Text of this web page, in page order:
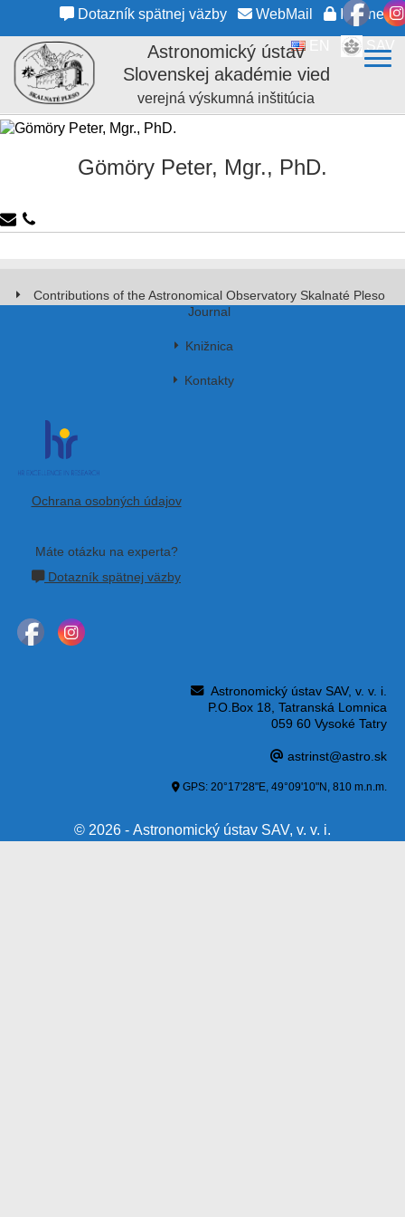
Dotazník spätnej väzby WebMail Intranet
Astronomický ústav
Slovenskej akadémie vied
verejná výskumná inštitúcia
Gömöry Peter, Mgr., PhD.
Contributions of the Astronomical Observatory Skalnaté Pleso
Journal
Knižnica
Kontakty
Ochrana osobných údajov
Máte otázku na experta?
Dotazník spätnej väzby
Astronomický ústav SAV, v. v. i.
P.O.Box 18, Tatranská Lomnica
059 60 Vysoké Tatry
astrinst@astro.sk
GPS: 20°17'28"E, 49°09'10"N, 810 m.n.m.
© 2026 - Astronomický ústav SAV, v. v. i.